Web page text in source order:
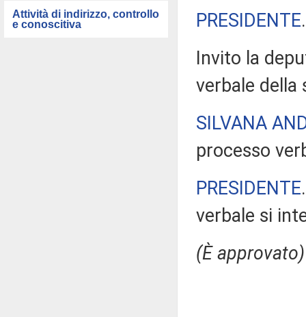
Attività di indirizzo, controllo
e conoscitiva
PRESIDENTE
Invito la
verbale della
SILVANA
processo
PRESIDENTE
verbale si
(È approvato)